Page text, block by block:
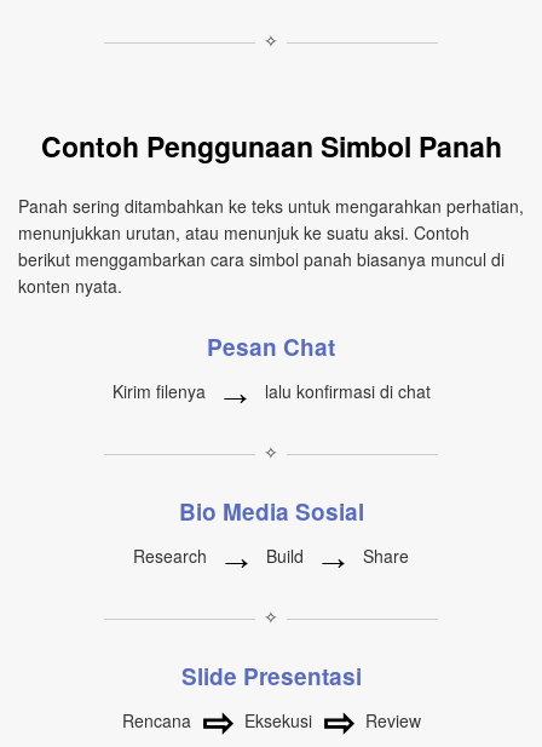
✧
Contoh Penggunaan Simbol Panah
Panah sering ditambahkan ke teks untuk mengarahkan perhatian,
menunjukkan urutan, atau menunjuk ke suatu aksi. Contoh
berikut menggambarkan cara simbol panah biasanya muncul di
konten nyata.
Pesan Chat
Kirim filenya → lalu konfirmasi di chat
✧
Bio Media Sosial
Research → Build → Share
✧
Slide Presentasi
Rencana ⇨ Eksekusi ⇨ Review